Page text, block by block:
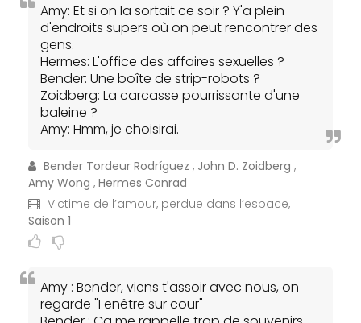
Amy: Et si on la sortait ce soir ? Y'a plein
d'endroits supers où on peut rencontrer des
gens.
Hermes: L'office des affaires sexuelles ?
Bender: Une boîte de strip-robots ?
Zoidberg: La carcasse pourrissante d'une
baleine ?
Amy: Hmm, je choisirai.
Bender Tordeur Rodríguez , John D. Zoidberg ,
Amy Wong , Hermes Conrad
Victime de l’amour, perdue dans l’espace,
Saison 1
Amy : Bender, viens t'assoir avec nous, on
regarde "Fenêtre sur cour"